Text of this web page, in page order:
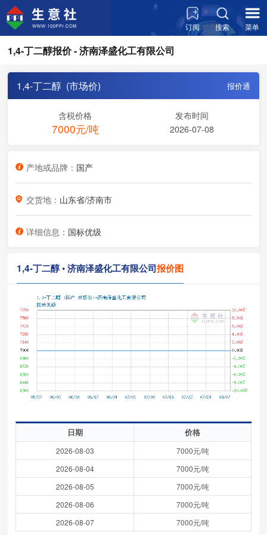
订阅 搜索 菜单
1,4-丁二醇报价 - 济南泽盛化工有限公司
1,4-丁二醇 (市场价) 报价通
含税价格
7000元/吨
发布时间
2026-07-08
产地或品牌： 国产
交货地： 山东省/济南市
详细信息： 国标优级
1,4-丁二醇 • 济南泽盛化工有限公司报价图
日期 价格
2026-08-03
7000元/吨
2026-08-04
7000元/吨
2026-08-05
7000元/吨
2026-08-06
7000元/吨
2026-08-07
7000元/吨